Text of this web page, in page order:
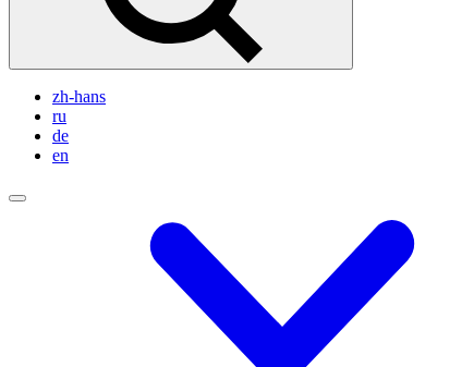
zh-hans
ru
de
en